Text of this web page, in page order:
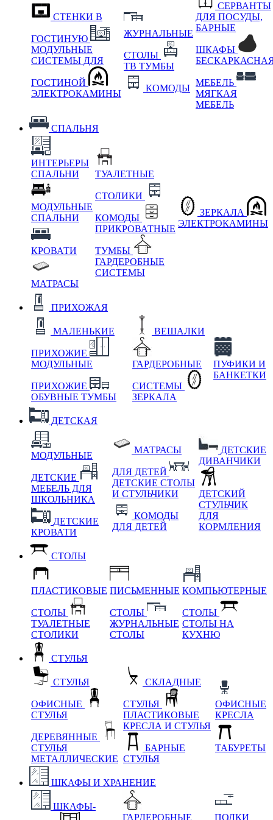
СТЕНКИ В
ГОСТИНУЮ
МОДУЛЬНЫЕ
СИСТЕМЫ ДЛЯ
ГОСТИНОЙ
ЭЛЕКТРОКАМИНЫ
ЖУРНАЛЬНЫЕ
СТОЛЫ
ТВ ТУМБЫ
КОМОДЫ
СЕРВАНТЫ
ДЛЯ ПОСУДЫ,
БАРНЫЕ
ШКАФЫ
МЕБЕЛЬ
МЯГКАЯ
МЕБЕЛЬ
СПАЛЬНЯ
ИНТЕРЬЕРЫ
СПАЛЬНИ
МОДУЛЬНЫЕ
СПАЛЬНИ
КРОВАТИ
МАТРАСЫ
ТУАЛЕТНЫЕ
СТОЛИКИ
КОМОДЫ
ПРИКРОВАТНЫЕ
ТУМБЫ
ГАРДЕРОБНЫЕ
СИСТЕМЫ
ЗЕРКАЛА
ЭЛЕКТРОКАМИНЫ
ПРИХОЖАЯ
МАЛЕНЬКИЕ
ПРИХОЖИЕ
МОДУЛЬНЫЕ
ПРИХОЖИЕ
ОБУВНЫЕ ТУМБЫ
ВЕШАЛКИ
ГАРДЕРОБНЫЕ
СИСТЕМЫ
ЗЕРКАЛА
ПУФИКИ И
БАНКЕТКИ
ДЕТСКАЯ
МОДУЛЬНЫЕ
ДЕТСКИЕ
МЕБЕЛЬ ДЛЯ
ШКОЛЬНИКА
ДЕТСКИЕ
КРОВАТИ
МАТРАСЫ
ДЛЯ ДЕТЕЙ
ДЕТСКИЕ СТОЛЫ
И СТУЛЬЧИКИ
КОМОДЫ
ДЛЯ ДЕТЕЙ
ДЕТСКИЕ
ДИВАНЧИКИ
ДЕТСКИЙ
СТУЛЬЧИК
ДЛЯ
КОРМЛЕНИЯ
СТОЛЫ
ПЛАСТИКОВЫЕ
СТОЛЫ
ТУАЛЕТНЫЕ
СТОЛИКИ
ПИСЬМЕННЫЕ
СТОЛЫ
ЖУРНАЛЬНЫЕ
СТОЛЫ
КОМПЬЮТЕРНЫЕ
СТОЛЫ
СТОЛЫ НА
КУХНЮ
СТУЛЬЯ
СТУЛЬЯ
ОФИСНЫЕ
СТУЛЬЯ
ДЕРЕВЯННЫЕ
СТУЛЬЯ
МЕТАЛЛИЧЕСКИЕ
СКЛАДНЫЕ
СТУЛЬЯ
ПЛАСТИКОВЫЕ
КРЕСЛА И СТУЛЬЯ
БАРНЫЕ
СТУЛЬЯ
ОФИСНЫЕ
КРЕСЛА
ТАБУРЕТЫ
ШКАФЫ И ХРАНЕНИЕ
ШКАФЫ-
ГАРДЕРОБНЫЕ
ПОЛКИ